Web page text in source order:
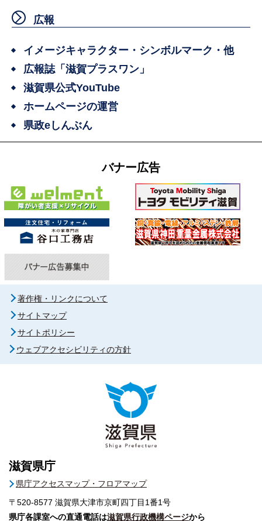
広報
イメージキャラクター・シンボルマーク・他
広報誌「滋賀プラスワン」
滋賀県公式YouTube
ホームページの運営
県政eしんぶん
バナー広告
著作権・リンクについて
サイトマップ
サイトポリシー
ウェブアクセシビリティの方針
滋賀県庁
県庁アクセスマップ・フロアマップ
〒520-8577 滋賀県大津市京町四丁目1番1号
県庁各課室への直通電話は滋賀県行政機構ページから